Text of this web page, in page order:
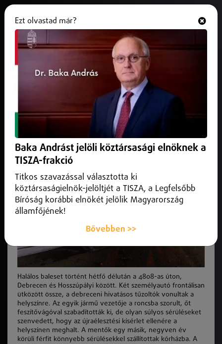
Halálos baleset volt Debrecen és
Hosszúpályi között
2026. február 10.Hajdú-Bihar vármegye
Egy ember meghalt a hétfő délutáni frontális balesetben a
Halálos baleset történt hétfő délután a 4808-as úton,
Debrecen és Hosszúpályi között. Két személyautó frontálisan
ütközött össze, a debreceni hivatásos tűzoltók vonultak a
helyszínre. Az egyik jármű vezetője a roncsba szorult, őt
feszítővágóval szabadították ki, de olyan súlyos sérüléseket
szenvedett, hogy az újraélesztési kísérlet ellenére a
helyszínen meghalt. A mentők egy másik, negyven év
körüli férfit könnyebb sérülésekkel szállítottak kórházba. A
Ezt olvastad már?
Baka Andrást jelöli köztársasági elnöknek a
TISZA-frakció
Titkos szavazással választotta ki
köztársaságielnök-jelöltjét a TISZA, a Legfelsőbb
Bíróság korábbi elnökét jelölik Magyarország
államfőjének!
Bővebben >>